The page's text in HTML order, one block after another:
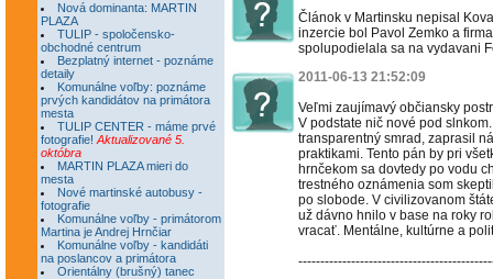
Nová dominanta: MARTIN
PLAZA
TULIP - spoločensko-
obchodné centrum
Bezplatný internet - poznáme
detaily
Komunálne voľby: poznáme
prvých kandidátov na primátora
mesta
TULIP CENTER - máme prvé
fotografie! Aktualizované 5.
októbra
MARTIN PLAZA mieri do
mesta
Nové martinské autobusy -
fotografie
Komunálne voľby - primátorom
Martina je Andrej Hrnčiar
Komunálne voľby - kandidáti
na poslancov a primátora
Orientálny (brušný) tanec
Článok v Martinsku nepisal
inzercie bol Pavol Zemko a
spolupodielala sa na vydavani
2011-06-13 21:52:09
Veľmi zaujímavý občiansky
V podstate nič nové pod
transparentný smrad, zaprasil
praktikami. Tento pán by pri
hrnčekom sa dovtedy po vodu
trestného oznámenia som
po slobode. V civilizovanom
už dávno hnilo v base na roky
vracať. Mentálne, kultúrne a